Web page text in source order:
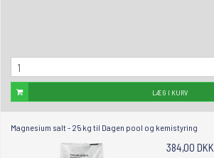
LÆG I KURV
Magnesium salt - 25 kg til Dagen pool og kemistyring
384,00 DKK